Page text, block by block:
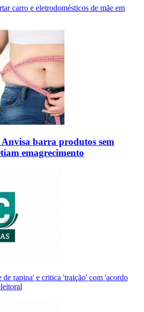
carro e eletrodomésticos de mãe em
barra produtos sem
emagrecimento
de rapina' e critica 'traição' com 'acordo